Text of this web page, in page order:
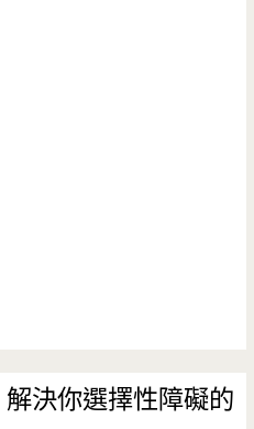
決你選擇性障礙的